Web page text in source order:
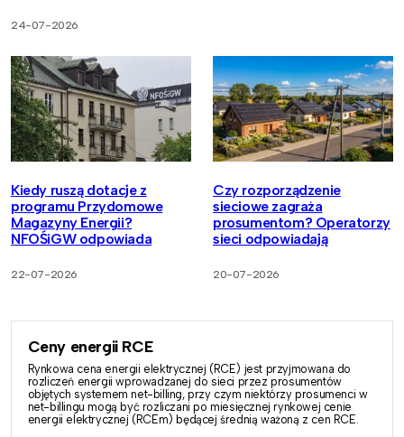
24-07-2026
Kiedy ruszą dotacje z
programu Przydomowe
Magazyny Energii?
NFOŚiGW odpowiada
22-07-2026
Czy rozporządzenie
sieciowe zagraża
prosumentom? Operatorzy
sieci odpowiadają
20-07-2026
Ceny energii RCE
Rynkowa cena energii elektrycznej (RCE) jest przyjmowana do
rozliczeń energii wprowadzanej do sieci przez prosumentów
objętych systemem net-billing, przy czym niektórzy prosumenci w
net-billingu mogą być rozliczani po miesięcznej rynkowej cenie
energii elektrycznej (RCEm) będącej średnią ważoną z cen RCE.